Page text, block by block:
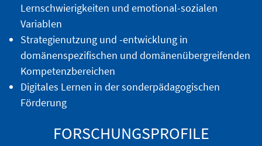
Lernschwierigkeiten und emotional-sozialen
Variablen
Strategienutzung und -entwicklung in
domänenspezifischen und domänenübergreifenden
Kompetenzbereichen
Digitales Lernen in der sonderpädagogischen
Förderung
FORSCHUNGSPROFILE